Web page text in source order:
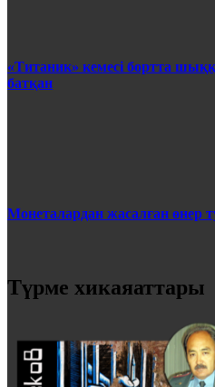
«Титаник» кемесі бортта
батқан
Монеталардан жасалған өнер
Түрме хикаяаттары